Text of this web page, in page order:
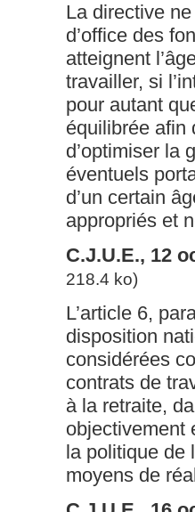
La directive
d’office des
atteignent
travailler, si
pour autant
équilibrée afin
d’optimiser la
éventuels
d’un certain
appropriés et
C.J.U.E., 12
218.4 ko)
L’article 6,
disposition
considérées
contrats de
à la retraite,
objectivement
la politique de
moyens de